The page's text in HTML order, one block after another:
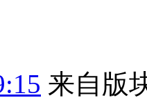
来自版